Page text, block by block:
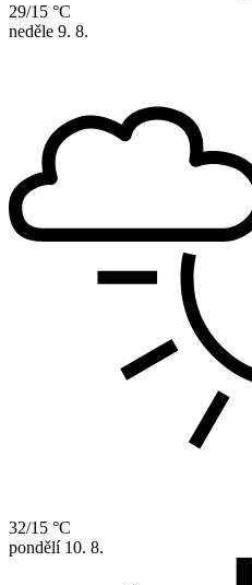
29/15 °C
neděle 9. 8.
32/15 °C
pondělí 10. 8.